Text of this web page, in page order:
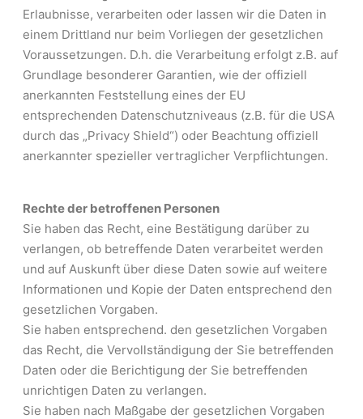
Erlaubnisse, verarbeiten oder lassen wir die Daten in
einem Drittland nur beim Vorliegen der gesetzlichen
Voraussetzungen. D.h. die Verarbeitung erfolgt z.B. auf
Grundlage besonderer Garantien, wie der offiziell
anerkannten Feststellung eines der EU
entsprechenden Datenschutzniveaus (z.B. für die USA
durch das „Privacy Shield“) oder Beachtung offiziell
anerkannter spezieller vertraglicher Verpflichtungen.
Rechte der betroffenen Personen
Sie haben das Recht, eine Bestätigung darüber zu
verlangen, ob betreffende Daten verarbeitet werden
und auf Auskunft über diese Daten sowie auf weitere
Informationen und Kopie der Daten entsprechend den
gesetzlichen Vorgaben.
Sie haben entsprechend. den gesetzlichen Vorgaben
das Recht, die Vervollständigung der Sie betreffenden
Daten oder die Berichtigung der Sie betreffenden
unrichtigen Daten zu verlangen.
Sie haben nach Maßgabe der gesetzlichen Vorgaben